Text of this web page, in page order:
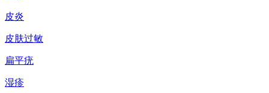
皮炎
皮肤过敏
扁平疣
湿疹